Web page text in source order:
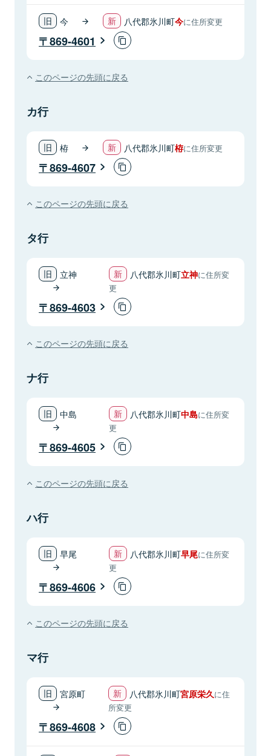
今 八代郡氷川町今に住所変更
869-4601
このページの先頭に戻る
カ行
栫 八代郡氷川町栫に住所変更
869-4607
このページの先頭に戻る
タ行
立神 八代郡氷川町立神に住所変
更
869-4603
このページの先頭に戻る
ナ行
中島 八代郡氷川町中島に住所変
更
869-4605
このページの先頭に戻る
ハ行
早尾 八代郡氷川町早尾に住所変
更
869-4606
このページの先頭に戻る
マ行
宮原町 八代郡氷川町宮原栄久に住
所変更
869-4608